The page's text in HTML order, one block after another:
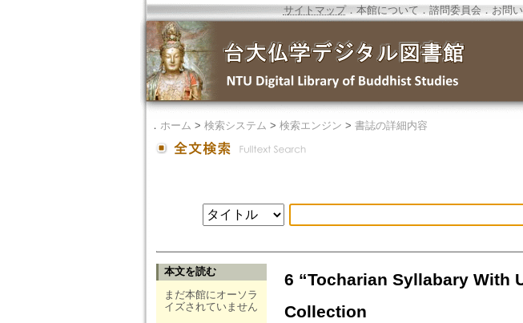
サイトマップ．本館について ． 諮問委員会． お問
． ホーム > 検索システム > 検索エンジン > 書誌の詳細内容
本文を読む
まだ本館にオーソラ
イズされていません
6 “Tocharian Syllabary With
Collection